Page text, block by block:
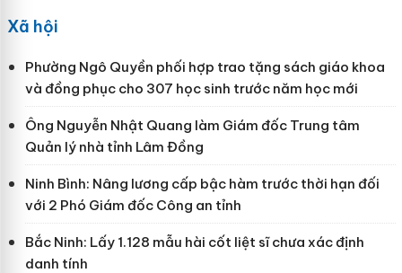
Xã hội
Phường Ngô Quyền phối hợp trao tặng sách giáo khoa
và đồng phục cho 307 học sinh trước năm học mới
Ông Nguyễn Nhật Quang làm Giám đốc Trung tâm
Quản lý nhà tỉnh Lâm Đồng
Ninh Bình: Nâng lương cấp bậc hàm trước thời hạn đối
với 2 Phó Giám đốc Công an tỉnh
Bắc Ninh: Lấy 1.128 mẫu hài cốt liệt sĩ chưa xác định
danh tính